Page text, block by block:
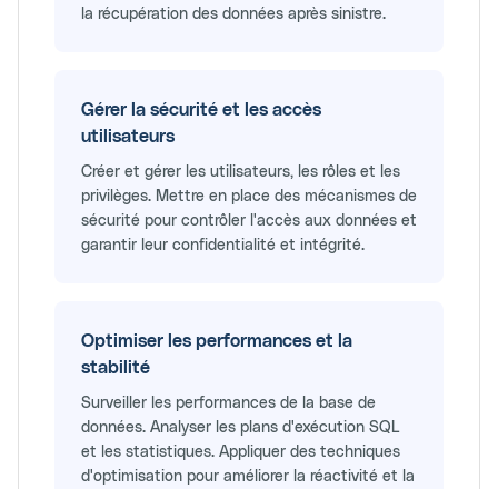
la récupération des données après sinistre.
Gérer la sécurité et les accès
utilisateurs
Créer et gérer les utilisateurs, les rôles et les
privilèges. Mettre en place des mécanismes de
sécurité pour contrôler l'accès aux données et
garantir leur confidentialité et intégrité.
Optimiser les performances et la
stabilité
Surveiller les performances de la base de
données. Analyser les plans d'exécution SQL
et les statistiques. Appliquer des techniques
d'optimisation pour améliorer la réactivité et la